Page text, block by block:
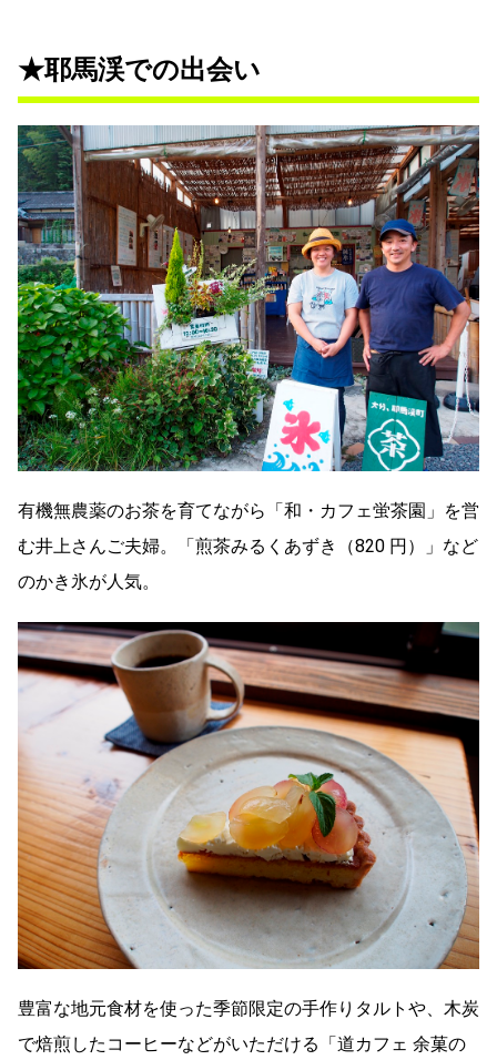
★耶馬渓での出会い
有機無農薬のお茶を育てながら「和・カフェ蛍茶園」を営
む井上さんご夫婦。「煎茶みるくあずき（820 円）」など
のかき氷が人気。
豊富な地元食材を使った季節限定の手作りタルトや、木炭
で焙煎したコーヒーなどがいただける「道カフェ 余菓の